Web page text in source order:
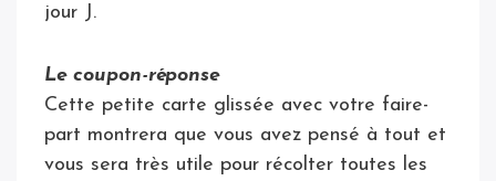
jour J.
Le coupon-réponse
Cette petite carte glissée avec votre faire-
part montrera que vous avez pensé à tout et
vous sera très utile pour récolter toutes les